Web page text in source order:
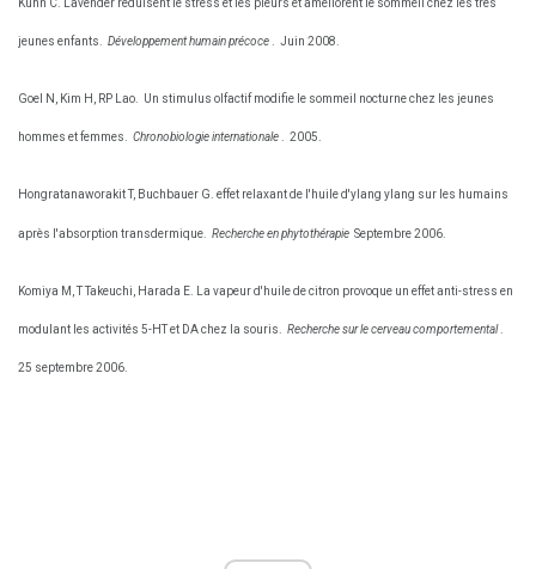
Kuhn C. Lavender réduisent le stress et les pleurs et améliorent le sommeil chez les très
jeunes enfants. Développement humain précoce Juin 2008.
Goel N, Kim H, RP Lao. Un stimulus olfactif modifie le sommeil nocturne chez les jeunes
hommes et femmes. Chronobiologie internationale. 2005.
Hongratanaworakit T, Buchbauer G. effet relaxant de l'huile d'ylang ylang sur les humains
après l'absorption transdermique. Recherche en phytothérapie Septembre 2006.
Komiya M, T Takeuchi, Harada E. La vapeur d'huile de citron provoque un effet anti-stress en
modulant les activités 5-HT et DA chez la souris. Recherche sur le cerveau comportemental.
25 septembre 2006.